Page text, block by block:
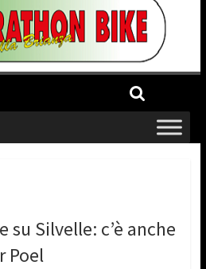
su Silvelle: c’è anche
Poel